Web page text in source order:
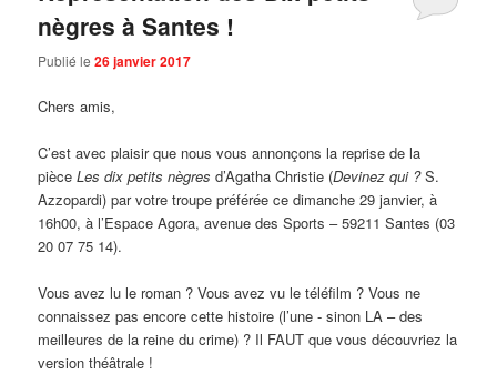
nègres à Santes !
Publié le26 janvier 2017
Chers amis,
C’est avec plaisir que nous vous annonçons la reprise de la
pièceLes dix petits nègres d’Agatha Christie (Devinez qui ?S.
Azzopardi) par votre troupe préférée ce dimanche 29 janvier, à
16h00, à l’Espace Agora, avenue des Sports – 59211 Santes (03
20 07 75 14).
Vous avez lu le roman ? Vous avez vu le téléfilm ? Vous ne
connaissez pas encore cette histoire (l’une - sinon LA – des
meilleures de la reine du crime) ? Il FAUT que vous découvriez la
version théâtrale !